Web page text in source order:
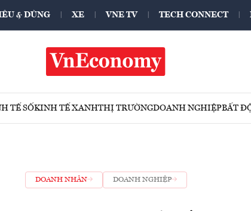
& DÙNG XE VNE TV TECH CONNECT
TẾ SỐKINH TẾ XANHTHỊ TRƯỜNGDOANH NGHIỆPBẤT
DOANH NHÂN DOANH NGHIỆP